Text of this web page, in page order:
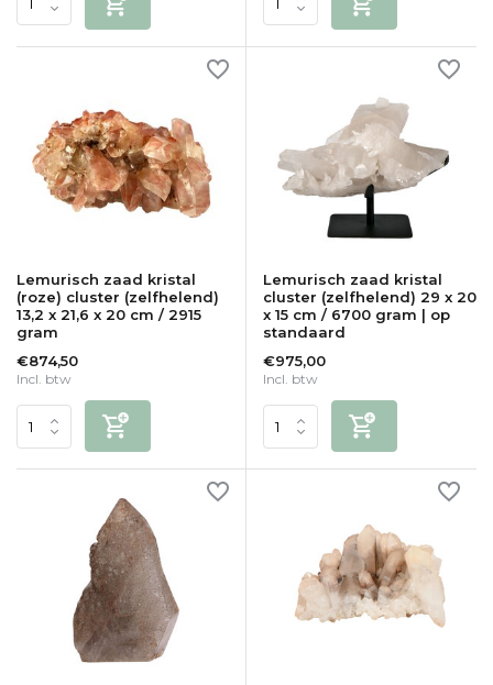
Lemurisch zaad kristal
(roze) cluster (zelfhelend)
13,2 x 21,6 x 20 cm / 2915
gram
€874,50
Incl. btw
Lemurisch zaad kristal
cluster (zelfhelend) 29 x 20
x 15 cm / 6700 gram | op
standaard
€975,00
Incl. btw